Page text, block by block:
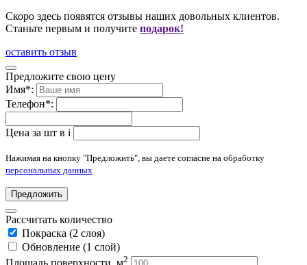
Скоро здесь появятся отзывы наших довольных клиентов.
Станьте первым и получите подарок!
оставить отзыв
Предложите свою цену
Имя*:
Телефон*:
Цена за шт в i
Нажимая на кнопку "Предложить", вы даете согласие на обработку
персональных данных
Предложить
Рассчитать количество
Покраска (2 слоя)
Обновление (1 слой)
Площадь поверхности, м2